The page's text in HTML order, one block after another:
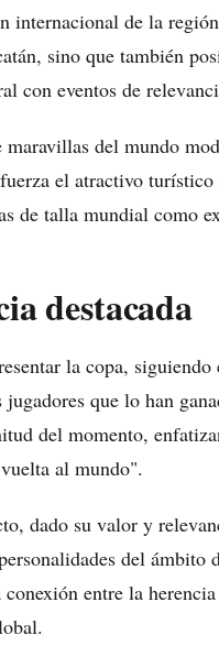
internacional de la
sino que también
con eventos de
del mundo
el atractivo turístico
de talla mundial como
destacada
la copa,
que lo han
del momento,
al mundo".
dado su valor y
del ámbito
conexión entre la